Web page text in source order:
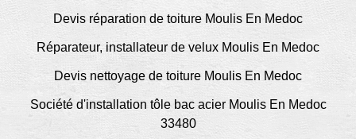
Devis réparation de toiture Moulis En Medoc
Réparateur, installateur de velux Moulis En Medoc
Devis nettoyage de toiture Moulis En Medoc
Société d'installation tôle bac acier Moulis En Medoc
33480